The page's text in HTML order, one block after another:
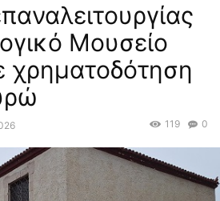
Μουσείο
χρηματοδότηση
0
119